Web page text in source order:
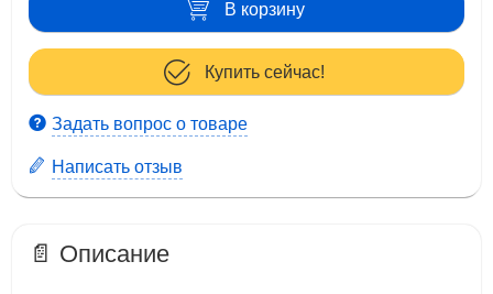
В корзину
Купить сейчас!
Задать вопрос о товаре
Написать отзыв
📄 Описание